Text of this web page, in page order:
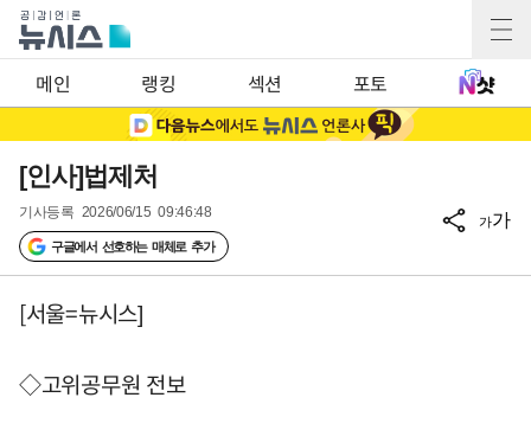
메인 랭킹 섹션 포토
[인사]법제처
기사등록 2026/06/15 09:46:48
구글에서 선호하는 매체로 추가
가가
[서울=뉴시스]
◇고위공무원 전보